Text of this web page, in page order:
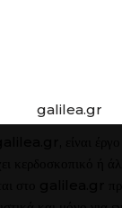
galilea.gr